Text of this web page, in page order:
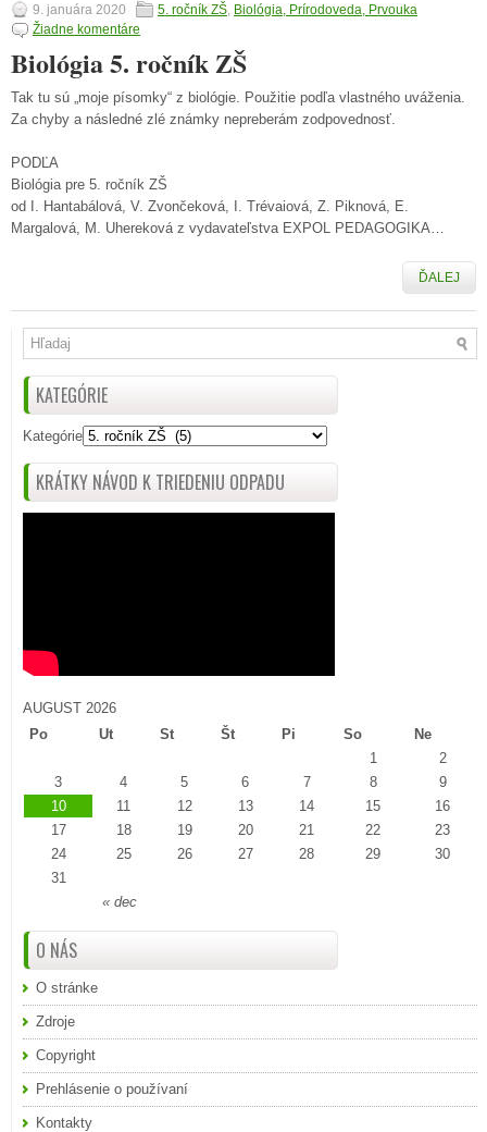
9. januára 2020 5. ročník ZŠ Biológia, Prírodoveda, Prvouka
Žiadne komentáre
Biológia 5. ročník ZŠ
Tak tu sú „moje písomky“ z biológie. Použitie podľa vlastného uváženia.
Za chyby a následné zlé známky nepreberám zodpovednosť.
PODĽA
Biológia pre 5. ročník ZŠ
od I. Hantabálová, V. Zvončeková, I. Trévaiová, Z. Piknová, E.
Margalová, M. Uhereková z vydavateľstva EXPOL PEDAGOGIKA…
ĎALEJ
KATEGÓRIE
Kategórie
KRÁTKY NÁVOD K TRIEDENIU ODPADU
AUGUST 2026
Po
Ut St Št Pi So Ne
« dec
1
2
3
4 5 6 7 8
9
10
11 12 13 14 15
16
17
18 19 20 21 22
23
24
25 26 27 28 29
30
31
O NÁS
O stránke
Zdroje
Copyright
Prehlásenie o používaní
Kontakty